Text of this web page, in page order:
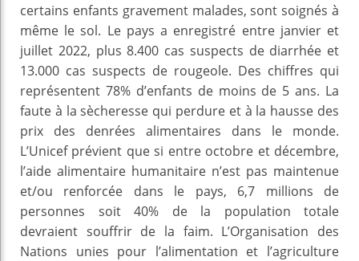
certains enfants gravement malades, sont soignés à
même le sol. Le pays a enregistré entre janvier et
juillet 2022, plus 8.400 cas suspects de diarrhée et
13.000 cas suspects de rougeole. Des chiffres qui
représentent 78% d’enfants de moins de 5 ans. La
faute à la sècheresse qui perdure et à la hausse des
prix des denrées alimentaires dans le monde.
L’Unicef prévient que si entre octobre et décembre,
l’aide alimentaire humanitaire n’est pas maintenue
et/ou renforcée dans le pays, 6,7 millions de
personnes soit 40% de la population totale
devraient souffrir de la faim. L’Organisation des
Nations unies pour l’alimentation et l’agriculture